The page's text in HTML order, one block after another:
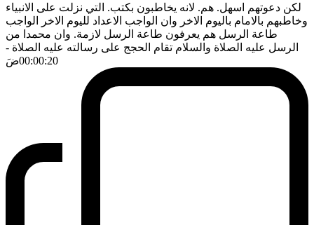
لكن دعوتهم اسهل. هم. لانه يخاطبون بكتب. التي نزلت على الانبياء
وخاطبهم بالامام باليوم الاخر وان الواجب الاعداد لليوم الاخر الواجب
طاعة الرسل هم يعرفون طاعة الرسل لازمة. وان محمدا من
الرسل عليه الصلاة والسلام تقام الحجج على رسالته عليه الصلاة -
00:00:20ضَ